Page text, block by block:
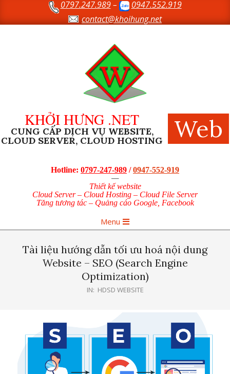
0797.247.989–
0947.552.919
contact@khoihung.net
KHỞI HƯNG .NET
CUNG CẤP DỊCH VỤ WEBSITE,
CLOUD SERVER, CLOUD HOSTING Web
Hotline: 0797-247-989 /0947-552-919
—
Thiết kế website
Cloud Server – Cloud Hosting – Cloud File Server
Tăng tương tác – Quảng cáo Google, Facebook
Navigation
Menu
Tài liệu hướng dẫn tối ưu hoá nội dung
Website – SEO (Search Engine
Optimization)
IN: HDSD WEBSITE